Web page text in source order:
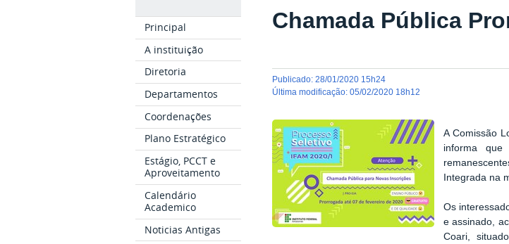
Principal
A instituição
Diretoria
Departamentos
Coordenações
Plano Estratégico
Estágio, PCCT e
Aproveitamento
Calendário
Academico
Noticias Antigas
Chamada Pública
publicado:28/01/2020 15h24
última modificação:05/02/2020 18h12
A Comissão
informa
Integrada na
Os
e assinado,
Coari,